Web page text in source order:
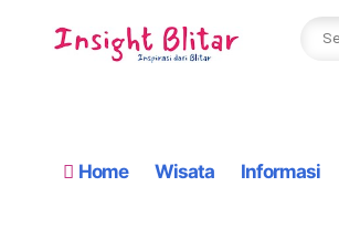
Home Wisata Informasi